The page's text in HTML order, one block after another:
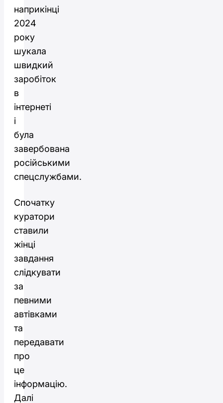
наприкінці
2024
року
шукала
швидкий
заробіток
в
інтернеті
і
була
завербована
російськими
спецслужбами.
Спочатку
куратори
ставили
жінці
завдання
слідкувати
за
певними
автівками
та
передавати
про
це
інформацію.
Далі